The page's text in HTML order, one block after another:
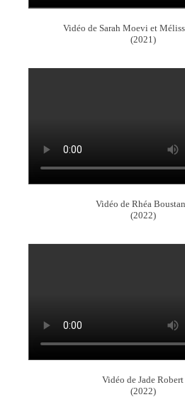
Vidéo de Sarah Moevi et
(2021)
Vidéo de Rhéa
(2022)
Vidéo de Jade Robert
(2022)